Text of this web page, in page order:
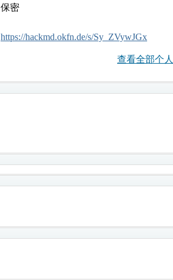
保密
https://hackmd.okfn.de/s/Sy_ZVywJGx
查看全部个